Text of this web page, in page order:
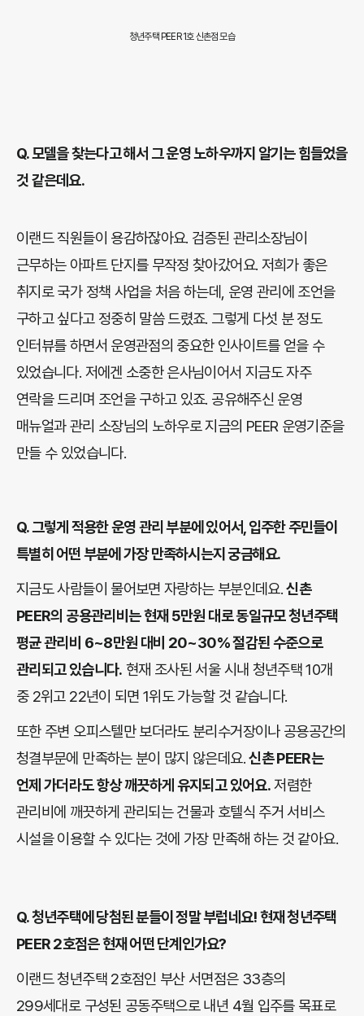
청년주택 PEER 1호 신촌점 모습
Q.모델을 찾는다고 해서 그 운영 노하우까지 알기는 힘들었을
것 같은데요.
이랜드 직원들이 용감하잖아요. 검증된 관리소장님이
근무하는 아파트 단지를 무작정 찾아갔어요. 저희가 좋은
취지로 국가 정책 사업을 처음 하는데, 운영 관리에 조언을
구하고 싶다고 정중히 말씀 드렸죠. 그렇게 다섯 분 정도
인터뷰를 하면서 운영관점의 중요한 인사이트를 얻을 수
있었습니다. 저에겐 소중한 은사님이어서 지금도 자주
연락을 드리며 조언을 구하고 있죠. 공유해주신 운영
매뉴얼과 관리 소장님의 노하우로 지금의 PEER 운영기준을
만들 수 있었습니다.
Q.그렇게 적용한 운영 관리 부분에 있어서, 입주한 주민들이
특별히 어떤 부분에 가장 만족하시는지 궁금해요.
지금도 사람들이 물어보면 자랑하는 부분인데요.신촌
PEER의 공용관리비는 현재 5만원 대로 동일규모 청년주택
평균 관리비 6~8만원 대비 20~30% 절감된 수준으로
관리되고 있습니다. 현재 조사된 서울 시내 청년주택 10개
중 2위고 22년이 되면 1위도 가능할 것 같습니다.
또한 주변 오피스텔만 보더라도 분리수거장이나 공용공간의
청결부문에 만족하는 분이 많지 않은데요.신촌 PEER는
언제 가더라도 항상 깨끗하게 유지되고 있어요.저렴한
관리비에 깨끗하게 관리되는 건물과 호텔식 주거 서비스
시설을 이용할 수 있다는 것에 가장 만족해 하는 것 같아요.
Q.청년주택에 당첨된 분들이 정말 부럽네요! 현재 청년주택
PEER 2호점은 현재 어떤 단계인가요?
이랜드 청년주택 2호점인 부산 서면점은 33층의
299세대로 구성된 공동주택으로 내년 4월 입주를 목표로